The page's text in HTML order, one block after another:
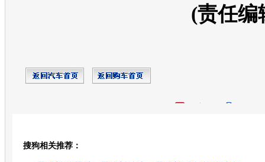
(责任编
搜狗相关推荐：